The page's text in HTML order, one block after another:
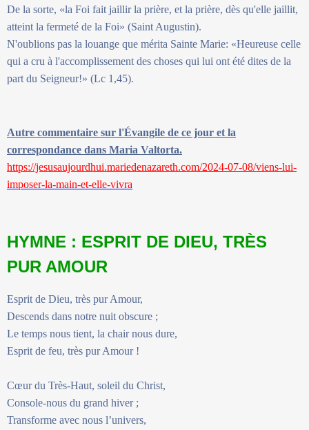
De la sorte, «la Foi fait jaillir la prière, et la prière, dès qu'elle jaillit,
atteint la fermeté de la Foi» (Saint Augustin).
N'oublions pas la louange que mérita Sainte Marie: «Heureuse celle
qui a cru à l'accomplissement des choses qui lui ont été dites de la
part du Seigneur!» (Lc 1,45).
Autre commentaire sur l'Évangile de ce jour et la
correspondance dans Maria Valtorta.
https://jesusaujourdhui.mariedenazareth.com/2024-07-08/viens-lui-
imposer-la-main-et-elle-vivra
HYMNE : ESPRIT DE DIEU, TRÈS
PUR AMOUR
Esprit de Dieu, très pur Amour,
Descends dans notre nuit obscure ;
Le temps nous tient, la chair nous dure,
Esprit de feu, très pur Amour !
Cœur du Très-Haut, soleil du Christ,
Console-nous du grand hiver ;
Transforme avec nous l’univers,